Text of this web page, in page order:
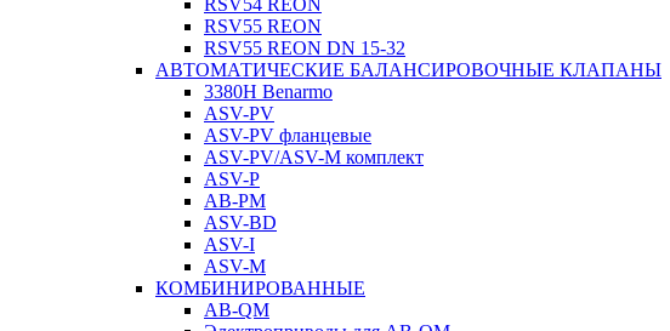
RSV55 REON
RSV55 REON DN 15-32
АВТОМАТИЧЕСКИЕ БАЛАНСИРОВОЧНЫЕ КЛАПАНЫ
3380H Benarmo
ASV-PV
ASV-PV фланцевые
ASV-PV/ASV-M комплект
ASV-P
AB-PM
ASV-BD
ASV-I
ASV-M
КОМБИНИРОВАННЫЕ
AB-QM